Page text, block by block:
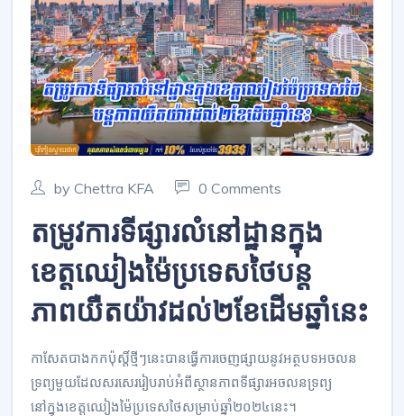
by Chettra KFA 0 Comments
តម្រូវការទីផ្សារលំនៅដ្ឋានក្នុង
ខេត្តឈៀងម៉ៃប្រទេសថៃបន្ត
ភាពយឺតយ៉ាវដល់២ខែដើមឆ្នាំនេះ
កាសែតបាងកកប៉ុស្តិ៍ថ្មីៗនេះបានធ្វើការចេញផ្សាយនូវអត្ថបទអចលន
ទ្រព្យមួយដែលសរសេររៀបរាប់អំពីស្ថានភាពទីផ្សារអចលនទ្រព្យ
នៅក្នុងខេត្តឈៀងម៉ៃប្រទេសថៃសម្រាប់ឆ្នាំ២០២៤នេះ។